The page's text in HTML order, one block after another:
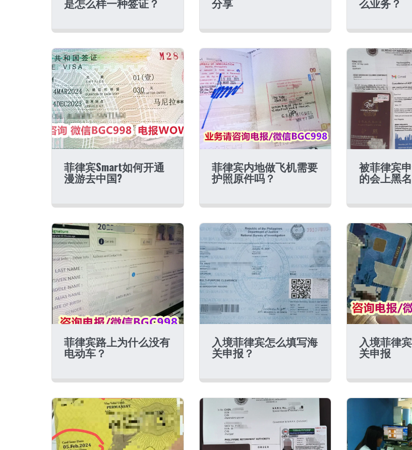
菲律宾Smart如何开通
漫游去中国?
菲律宾内地做飞机需要
护照原件吗？
被菲律宾
的会上黑
菲律宾路上为什么没有
电动车？
入境菲律宾怎么填写海
关申报？
入境菲律
关申报